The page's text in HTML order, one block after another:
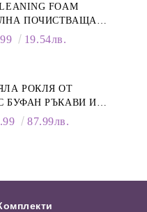
FOAM
ПОЧИСТВАЩА
150 МЛ
19.54лв.
РОКЛЯ ОТ
БУФАН РЪКАВИ И
87.99лв.